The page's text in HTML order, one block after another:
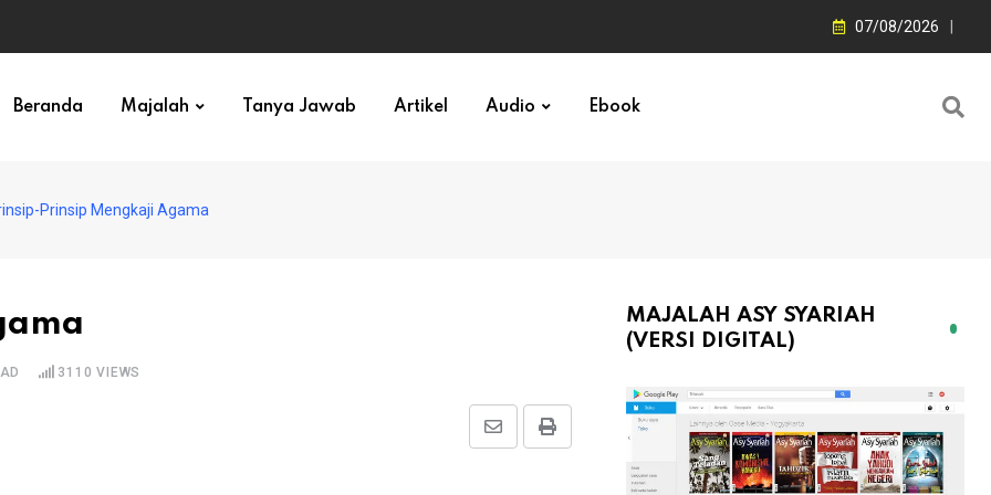
07/08/2026
Beranda Majalah Tanya Jawab Artikel Audio Ebook
Prinsip Mengkaji Agama
3110 VIEWS
Print
Share
MAJALAH ASY SYARIAH
(VERSI DIGITAL)